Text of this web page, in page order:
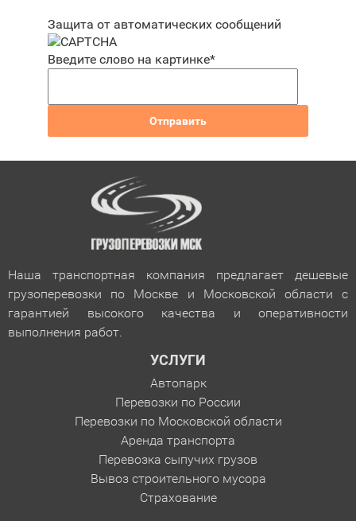
Защита от автоматических сообщений
Введите слово на картинке*
Наша транспортная компания предлагает дешевые
грузоперевозки по Москве и Московской области с
гарантией высокого качества и оперативности
выполнения работ.
УСЛУГИ
Автопарк
Перевозки по России
Перевозки по Московской области
Аренда транспорта
Перевозка сыпучих грузов
Вывоз строительного мусора
Страхование